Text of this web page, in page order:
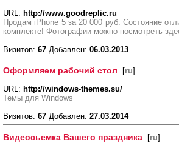
URL: http://www.goodreplic.ru
Продам iPhone 5 за 20 000 руб. Состояние
комплекте! Фотографии можно посмотреть
Визитов: 67 Добавлен: 06.03.2013
Оформляем рабочий стол [ru]
URL: http://windows-themes.su/
Темы для Windows
Визитов: 67 Добавлен: 27.03.2014
Видеосьемка Вашего праздника [ru]